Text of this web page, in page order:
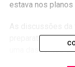
estava nos
preparativos para
uma das fontes